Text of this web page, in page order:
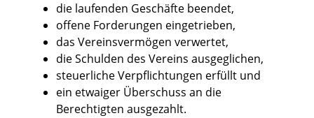
die laufenden Geschäfte beendet,
offene Forderungen eingetrieben,
das Vereinsvermögen verwertet,
die Schulden des Vereins ausgeglichen,
steuerliche Verpflichtungen erfüllt und
ein etwaiger Überschuss an die
Berechtigten ausgezahlt.